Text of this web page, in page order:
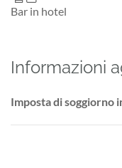
Bar in hotel
Informazioni
Imposta di soggiorno